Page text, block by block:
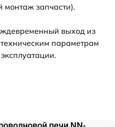
монтаж запчасти).
выход из
параметрам